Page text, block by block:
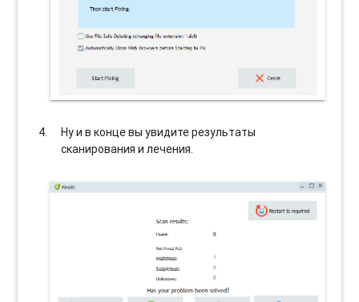
Ну и в конце вы увидите результаты
сканирования и лечения.